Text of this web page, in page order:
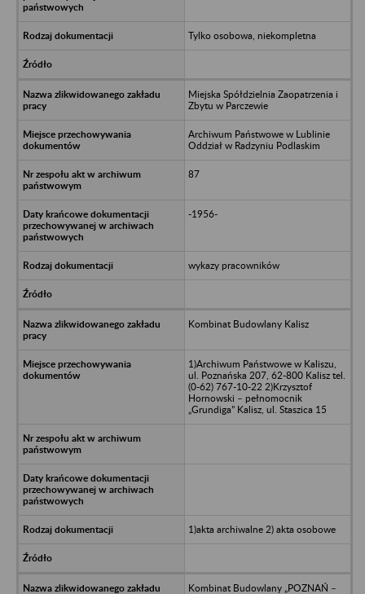
Tylko osobowa, niekompletna
Miejska Spółdzielnia Zaopatrzenia i
Zbytu w Parczewie
Archiwum Państwowe w Lublinie
Oddział w Radzyniu Podlaskim
87
-1956-
wykazy pracowników
Kombinat Budowlany Kalisz
1)Archiwum Państwowe w Kaliszu,
ul. Poznańska 207, 62-800 Kalisz tel.
(0-62) 767-10-22 2)Krzysztof
Hornowski – pełnomocnik
„Grundiga” Kalisz, ul. Staszica 15
1)akta archiwalne 2) akta osobowe
Kombinat Budowlany „POZNAŃ –